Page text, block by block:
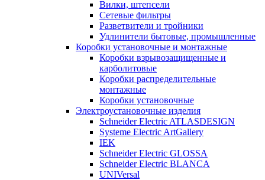
Вилки, штепсели
Сетевые фильтры
Разветвители и тройники
Удлинители бытовые, промышленные
Коробки установочные и монтажные
Коробки взрывозащищенные и
карболитовые
Коробки распределительные
монтажные
Коробки установочные
Электроустановочные изделия
Schneider Electric ATLASDESIGN
Systeme Electric ArtGallery
IEK
Schneider Electric GLOSSA
Schneider Electric BLANCA
UNIVersal